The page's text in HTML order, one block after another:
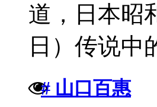
道，日本昭
日）传说中
# 山口百惠